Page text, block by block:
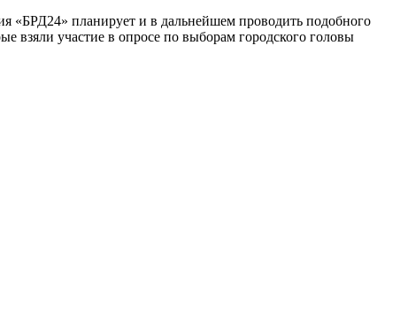
«БРД24» планирует и в дальнейшем проводить подобного
взяли участие в опросе по выборам городского головы